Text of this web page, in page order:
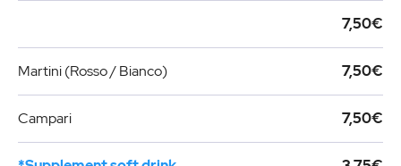
7,50€
Martini (Rosso / Bianco) 7,50€
Campari 7,50€